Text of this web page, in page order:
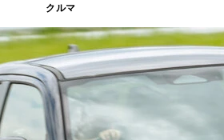
クルマ